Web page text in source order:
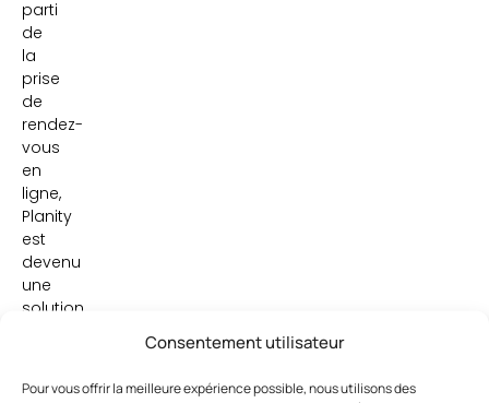
Consentement utilisateur
Pour vous offrir la meilleure expérience possible, nous utilisons des
parti
de
la
prise
de
rendez-
vous
en
ligne,
Planity
est
devenu
une
solution